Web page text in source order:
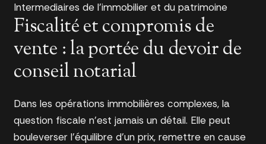
Intermediaires de l'immobilier et du patrimoine
Fiscalité et compromis de
vente : la portée du devoir de
conseil notarial
Dans les opérations immobilières complexes, la
question fiscale n’est jamais un détail. Elle peut
bouleverser l’équilibre d’un prix, remettre en cause